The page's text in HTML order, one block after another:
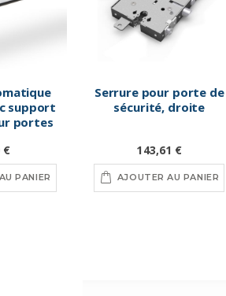
support
portes
€
PANIER
Serrure pour porte de
sécurité, droite
143,61 €
AJOUTER AU PANIER